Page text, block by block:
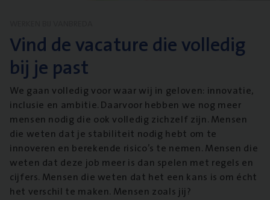
Vind de vacature die volledig
bij je past
We gaan volledig voor waar wij in geloven: innovatie,
inclusie en ambitie. Daarvoor hebben we nog meer
mensen nodig die ook volledig zichzelf zijn. Mensen
die weten dat je stabiliteit nodig hebt om te
innoveren en berekende risico’s te nemen. Mensen die
weten dat deze job meer is dan spelen met regels en
cijfers. Mensen die weten dat het een kans is om écht
het verschil te maken. Mensen zoals jij?